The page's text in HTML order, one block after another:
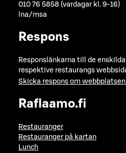
010 76 5858 (vardagar kl. 9-16)
lna/msa
Respons
Responslänkarna till de
respektive restaurangs
Skicka respons om webbplatsen
Raflaamo.fi
Restauranger
Restauranger på kartan
Lunch